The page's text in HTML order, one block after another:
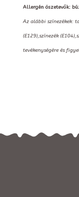
Allergén öszetevők:
Az alábbi színezékek:
(E129),színezék
tevékenységére és